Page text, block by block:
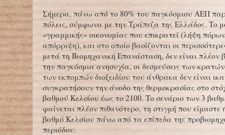
Σήμερα, πάνω από το 80% του παγκόσμιου ΑΕΠ
πόλεις, σύμφωνα με την Τράπεζα της Ελλάδος. Το
«γραμμικής» οικονομίας που επικρατεί (λήψη
απόρριψη), και στο οποίο βασίζονται οι
μετά τη Βιομηχανική Επανάσταση, δεν είναι πλέον
την παγκόσμια ανησυχία, οι δεσμεύσεις των κρατών
των εκπομπών διοξειδίου του άνθρακα δεν είναι
συγκρατήσουν την άνοδο της θερμοκρασίας στο
βαθμού Κελσίου έως το 2100. Το σενάριο των 3
φαίνεται πλέον πιθανότερο, τη στιγμή που είμαστε
βαθμό Κελσίου πάνω από τα επίπεδα της
περιόδου.